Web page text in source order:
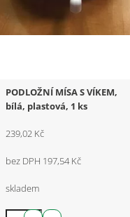
PODLOŽNÍ MÍSA S VÍKEM,
bílá, plastová, 1 ks
239,02 Kč
bez DPH 197,54 Kč
skladem